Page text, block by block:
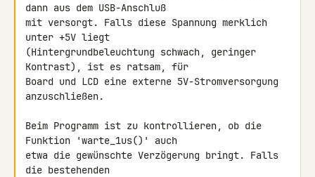
dann aus dem USB-Anschluß
mit versorgt. Falls diese Spannung merklich
unter +5V liegt
(Hintergrundbeleuchtung schwach, geringer
Kontrast), ist es ratsam, für
Board und LCD eine externe 5V-Stromversorgung
anzuschließen.
Beim Programm ist zu kontrollieren, ob die
Funktion 'warte_1us()' auch
etwa die gewünschte Verzögerung bringt. Falls
die bestehenden